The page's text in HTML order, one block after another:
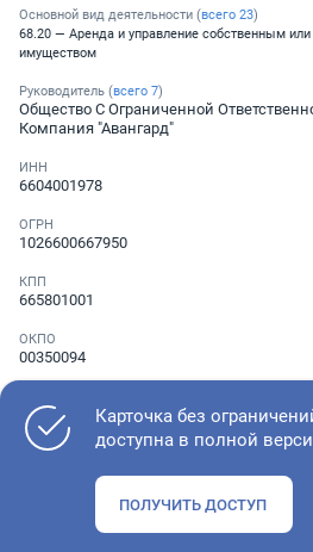
Основной вид деятельности (всего 23)
68.20 — Аренда и управление собственным
имуществом
Руководитель (всего 7)
Общество С Ограниченной
Компания "Авангард"
ИНН
6604001978
ОГРН
1026600667950
КПП
665801001
ОКПО
00350094
Не указан
Как оценить состояние компании
Карточка без
доступна в полной
ПОЛУЧИТЬ ДОСТУП